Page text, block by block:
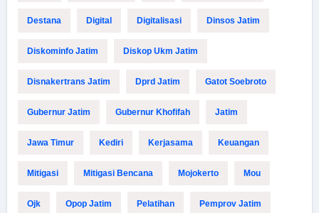
Destana Digital Digitalisasi Dinsos Jatim
Diskominfo Jatim Diskop Ukm Jatim
Disnakertrans Jatim Dprd Jatim Gatot Soebroto
Gubernur Jatim Gubernur Khofifah Jatim
Jawa Timur Kediri Kerjasama Keuangan
Mitigasi Mitigasi Bencana Mojokerto Mou
Ojk Opop Jatim Pelatihan Pemprov Jatim